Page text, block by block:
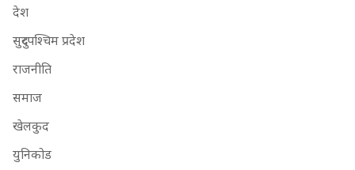
देश
सुदुरपश्चिम प्रदेश
राजनीति
समाज
खेलकुद
युनिकोड